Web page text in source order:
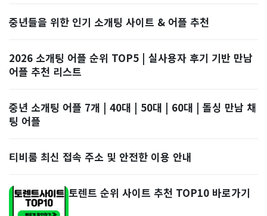
중년들을 위한 인기 소개팅 사이트 & 어플 추천
2026 소개팅 어플 순위 TOP5 | 실사용자 후기 기반 만남
어플 추천 리스트
중년 소개팅 어플 7개 | 40대 | 50대 | 60대 | 돌싱 만남 채
팅 어플
티비룸 최신 접속 주소 및 안전한 이용 안내
토렌트 순위 사이트 추천 TOP10 바로가기